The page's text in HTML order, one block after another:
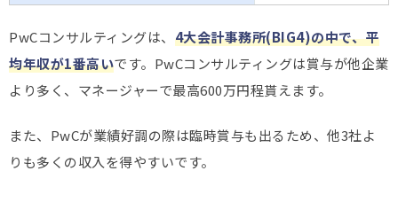
PwCコンサルティングは、 4大会計事務所(BIG4)の中で、平
均年収が1番高いです。PwCコンサルティングは賞与が他企業
より多く、マネージャーで最高600万円程貰えます。
また、PwCが業績好調の際は臨時賞与も出るため、他3社よ
りも多くの収入を得やすいです。